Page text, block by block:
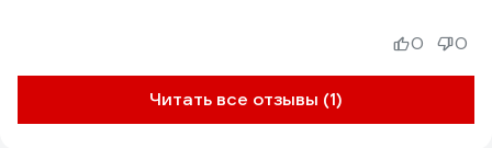
Читать все отзывы (1)
0 0